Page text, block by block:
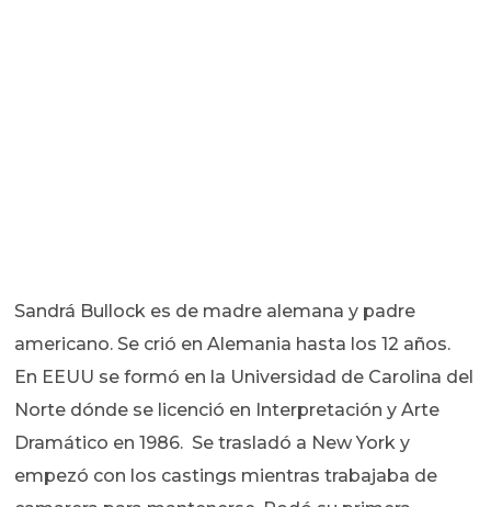
Sandrá Bullock es de madre alemana y padre
americano. Se crió en Alemania hasta los 12 años.
En EEUU se formó en la Universidad de Carolina del
Norte dónde se licenció en Interpretación y Arte
Dramático en 1986. Se trasladó a New York y
empezó con los castings mientras trabajaba de